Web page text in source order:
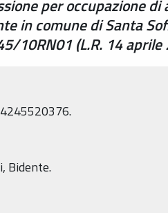
per occupazione
in comune di Santa
10RN01 (L.R. 14 aprile
Bidente.